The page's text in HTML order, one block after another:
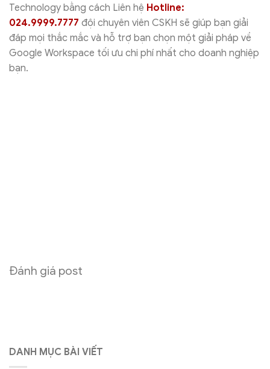
Technology bằng cách Liên hệ Hotline:
024.9999.7777 đội chuyên viên CSKH sẽ giúp bạn giải
đáp mọi thắc mắc và hỗ trợ bạn chọn một giải pháp về
Google Workspace tối ưu chi phí nhất cho doanh nghiệp
bạn.
Đánh giá post
DANH MỤC BÀI VIẾT